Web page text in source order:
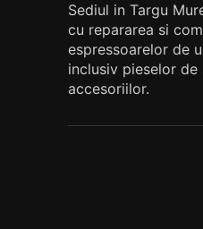
Sediul in Targu
cu repararea si
espressoarelor de
inclusiv pieselor de
accesoriilor.